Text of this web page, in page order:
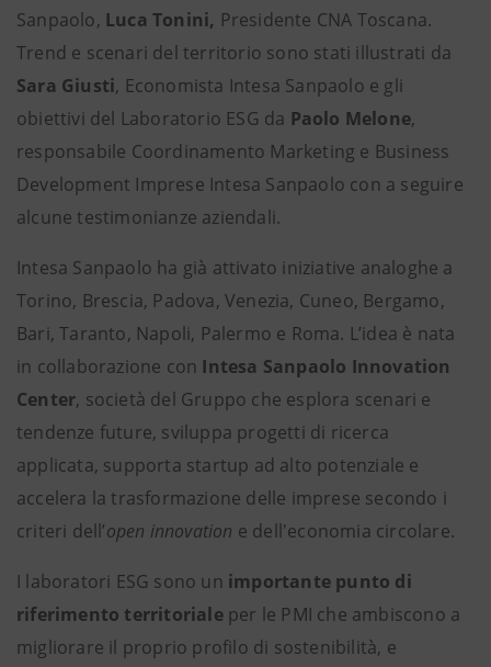
Sanpaolo, Luca Tonini, Presidente CNA Toscana.
Trend e scenari del territorio sono stati illustrati da
Sara Giusti, Economista Intesa Sanpaolo e gli
obiettivi del Laboratorio ESG da Paolo Melone,
responsabile Coordinamento Marketing e Business
Development Imprese Intesa Sanpaolo con a seguire
alcune testimonianze aziendali.
Intesa Sanpaolo ha già attivato iniziative analoghe a
Torino, Brescia, Padova, Venezia, Cuneo, Bergamo,
Bari, Taranto, Napoli, Palermo e Roma. L’idea è nata
in collaborazione con Intesa Sanpaolo Innovation
Center, società del Gruppo che esplora scenari e
tendenze future, sviluppa progetti di ricerca
applicata, supporta startup ad alto potenziale e
accelera la trasformazione delle imprese secondo i
criteri dell’open innovation e dell'economia circolare.
I laboratori ESG sono un importante punto di
riferimento territoriale per le PMI che ambiscono a
migliorare il proprio profilo di sostenibilità, e